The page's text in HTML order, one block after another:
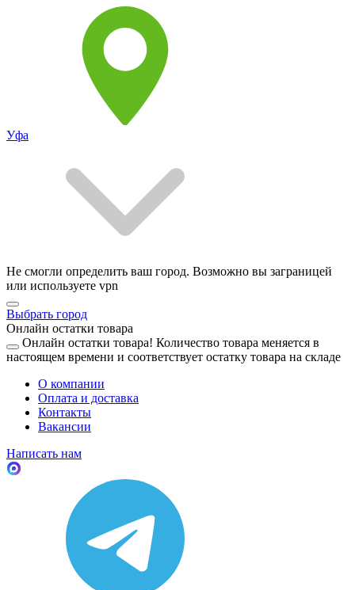
Уфа
Не смогли определить ваш город. Возможно вы заграницей
или используете vpn
Выбрать город
Онлайн остатки товара
Онлайн остатки товара! Количество товара меняется в
настоящем времени и соответствует остатку товара на складе
О компании
Оплата и доставка
Контакты
Вакансии
Написать нам